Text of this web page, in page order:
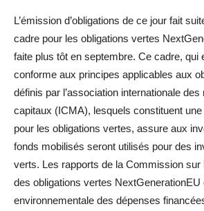
L’émission d’obligations de ce jour fait
cadre pour les obligations vertes
faite plus tôt en septembre. Ce cadre, qui
conforme aux principes applicables aux
définis par l’association internationale
capitaux (ICMA), lesquels constituent
pour les obligations vertes, assure aux
fonds mobilisés seront utilisés pour des
verts. Les rapports de la Commission sur
des obligations vertes NextGenerationEU
environnementale des dépenses